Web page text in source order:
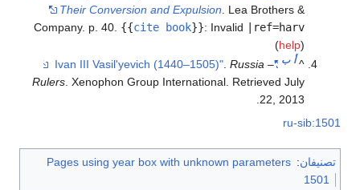
Their Conversion and Expulsion . Lea Brothers &
Company. p. 40. {{cite book}}: Invalid
|ref=harv
(help)
^أ ب "Ivan III Vasil'yevich (1440–1505)"
.Russia –
Rulers . Xenophon Group International . RetrievedJuly
22,
2013
ru-sib:1501
تصنيفان:
Pages using year box with unknown parameters
1501